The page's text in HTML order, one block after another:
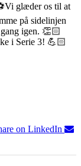
Vi glæder os til at
på sidelinjen
igen. 👏🏻
i Serie 3! 💪🏻
on LinkedIn